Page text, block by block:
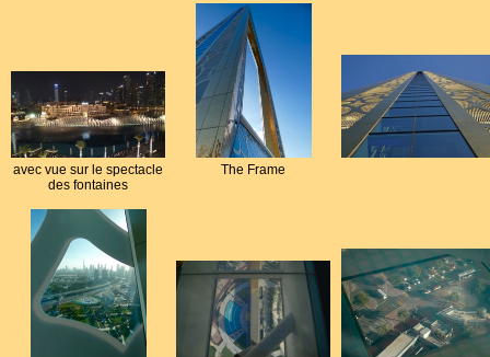
avec vue sur le spectacle
des fontaines
The Frame